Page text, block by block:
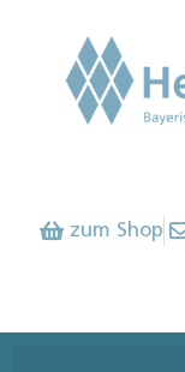
zum Shop